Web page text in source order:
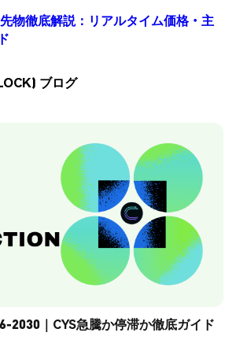
物徹底解説：リアルタイム価格・主
ブログ
2030｜CYS急騰か停滞か徹底ガイド